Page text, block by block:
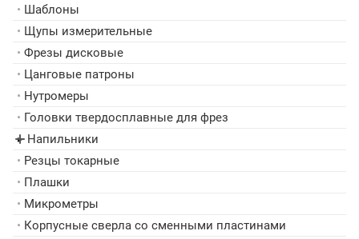
• Шаблоны
• Щупы измерительные
• Фрезы дисковые
• Цанговые патроны
• Нутромеры
• Головки твердосплавные для фрез
▸ Напильники
• Резцы токарные
• Плашки
• Микрометры
• Корпусные сверла со сменными пластинами